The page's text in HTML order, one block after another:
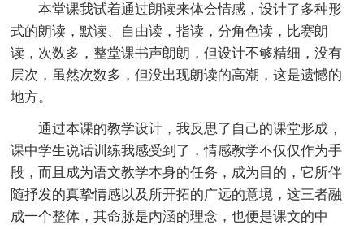
本堂课我试着通过朗读来体会情感，设计了多种形
式的朗读，默读、自由读，指读，分角色读，比赛朗
读，次数多，整堂课书声朗朗，但设计不够精细，没有
层次，虽然次数多，但没出现朗读的高潮，这是遗憾的
地方。
通过本课的教学设计，我反思了自己的课堂形成，
课中学生说话训练我感受到了，情感教学不仅仅作为手
段，而且成为语文教学本身的任务，成为目的，它所伴
随抒发的真挚情感以及所开拓的广远的意境，这三者融
成一个整体，其命脉是内涵的理念，也便是课文的中